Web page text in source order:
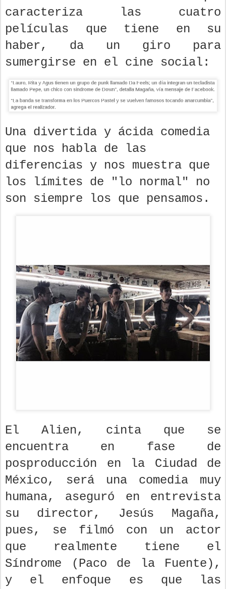
caracteriza las cuatro
películas que tiene en su
haber, da un giro para
sumergirse en el cine social:
Una divertida y ácida comedia
que nos habla de las
diferencias y nos muestra que
los límites de "lo normal" no
son siempre los que pensamos.
El Alien, cinta que se
encuentra en fase de
posproducción en la Ciudad de
México, será una comedia muy
humana, aseguró en entrevista
su director, Jesús Magaña,
pues, se filmó con un actor
que realmente tiene el
Síndrome (Paco de la Fuente),
y el enfoque es que las